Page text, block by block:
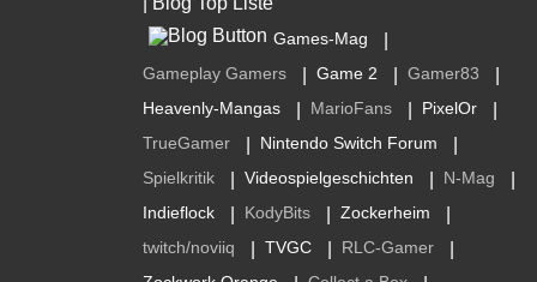
Games-Mag
Gameplay Gamers Game 2 Gamer83
Heavenly-Mangas MarioFans PixelOr
TrueGamer Nintendo Switch Forum
Spielkritik Videospielgeschichten N-Mag
Indieflock KodyBits Zockerheim
twitch/noviiq TVGC RLC-Gamer